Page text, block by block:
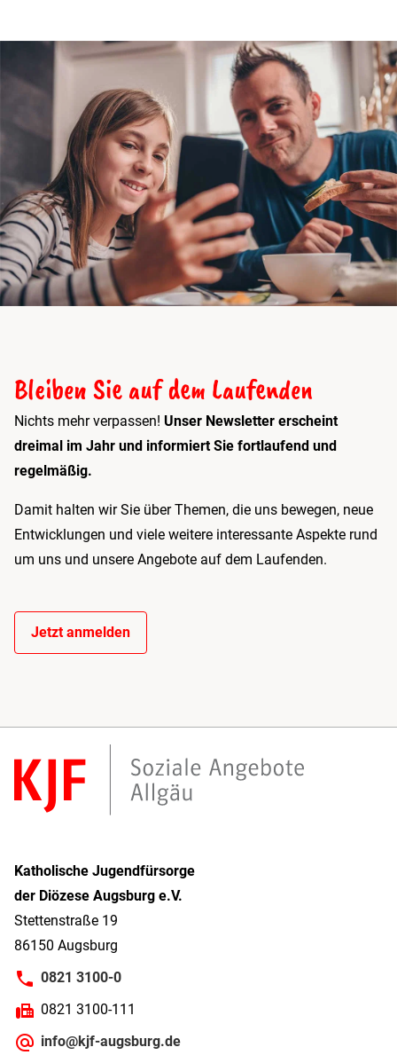
Bleiben Sie auf dem Laufenden
Nichts mehr verpassen! Unser Newsletter erscheint
dreimal im Jahr und informiert Sie fortlaufend und
regelmäßig.
Damit halten wir Sie über Themen, die uns bewegen, neue
Entwicklungen und viele weitere interessante Aspekte rund
um uns und unsere Angebote auf dem Laufenden.
Jetzt anmelden
Katholische Jugendfürsorge
der Diözese Augsburg e.V.
Stettenstraße 19
86150 Augsburg
0821 3100-0
0821 3100-111
info@kjf-augsburg.de